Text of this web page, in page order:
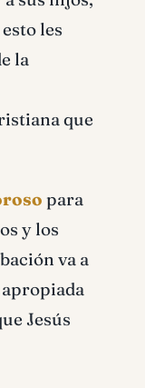
esto les
la
que
para
y los
va a
Jesús